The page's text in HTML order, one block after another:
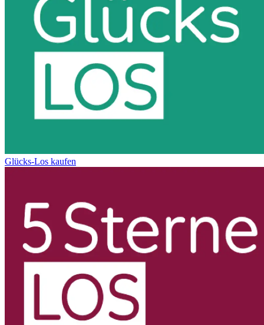
Glücks-Los kaufen